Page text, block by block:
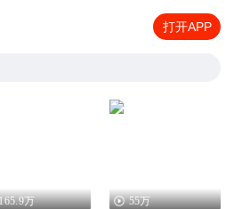
打开APP
万 55万